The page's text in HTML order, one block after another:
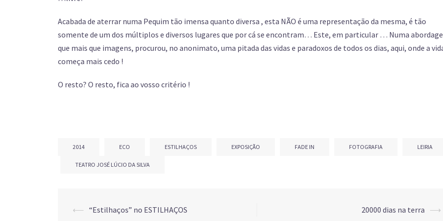
Acabada de aterrar numa Pequim tão imensa quanto diversa , esta NÃO é uma representação da mesma, é tão
somente de um dos múltiplos e diversos lugares que por cá se encontram… Este, em particular … Numa
que mais que imagens, procurou, no anonimato, uma pitada das vidas e paradoxos de todos os dias, aqui, onde a
começa mais cedo !
O resto? O resto, fica ao vosso critério !
2014 ECO ESTILHAÇOS EXPOSIÇÃO FADE IN FOTOGRAFIA LEIRIA
TEATRO JOSÉ LÚCIO DA SILVA
⟵ “Estilhaços” no ESTILHAÇOS 20000 dias na terra ⟶